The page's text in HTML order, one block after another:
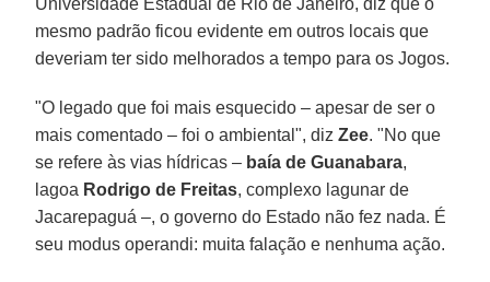
mesmo padrão ficou evidente em outros locais que
deveriam ter sido melhorados a tempo para os Jogos.
"O legado que foi mais esquecido – apesar de ser o
mais comentado – foi o ambiental", dizZee. "No que
se refere às vias hídricas – baía de Guanabara,
lagoa Rodrigo de Freitas, complexo lagunar de
Jacarepaguá –, o governo do Estado não fez nada. É
seu modus operandi: muita falação e nenhuma ação.